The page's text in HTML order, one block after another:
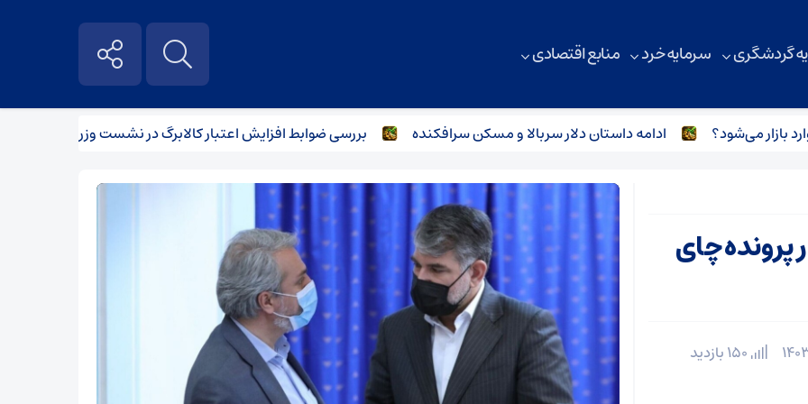
گردشگری سرمایه خرد منابع اقتصادی
ادامه داستان دلار سربالا و مسکن سرافکنده بررسی ضوابط افزایش اعتبار کالابرگ در نشست وزرای اقتصاد و کار
چای